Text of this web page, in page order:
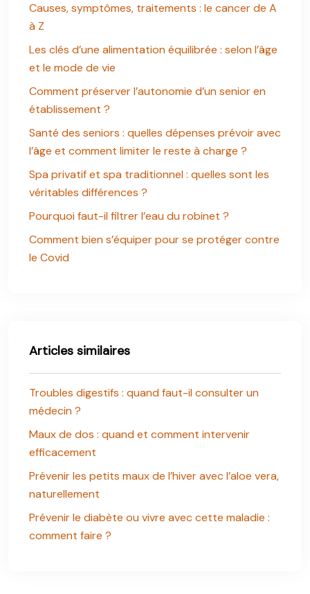
Causes, symptômes, traitements : le cancer de A
à Z
Les clés d’une alimentation équilibrée : selon l’âge
et le mode de vie
Comment préserver l’autonomie d’un senior en
établissement ?
Santé des seniors : quelles dépenses prévoir avec
l’âge et comment limiter le reste à charge ?
Spa privatif et spa traditionnel : quelles sont les
véritables différences ?
Pourquoi faut-il filtrer l’eau du robinet ?
Comment bien s’équiper pour se protéger contre
le Covid
Articles similaires
Troubles digestifs : quand faut-il consulter un
médecin ?
Maux de dos : quand et comment intervenir
efficacement
Prévenir les petits maux de l’hiver avec l’aloe vera,
naturellement
Prévenir le diabète ou vivre avec cette maladie :
comment faire ?